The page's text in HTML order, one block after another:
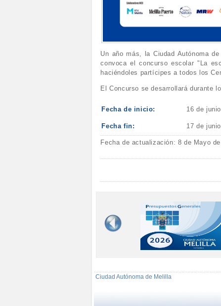
Un año más, la Ciudad Autónoma
convoca el concurso escolar "La
haciéndoles partícipes a todos los
El Concurso se desarrollará durante
Fecha de inicio: 16 de
Fecha fin: 17 de
Fecha de actualización: 8 de Mayo
Ciudad Autónoma de Melilla